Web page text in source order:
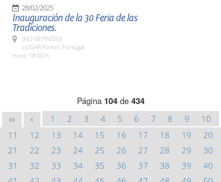
28/02/2025
Inauguración de la 30 Feria de las
Tradiciones.
(NO DEFINIDO)
LUGAR Pinhel. Portugal.
Hora: 18:00 h.
Página 104de 434
<< < 1 2 3 4 5 6 7 8 9
10
11
12 13 14 15 16 17 18 19
20
21
22 23 24 25 26 27 28 29
30
31
32 33 34 35 36 37 38 39
40